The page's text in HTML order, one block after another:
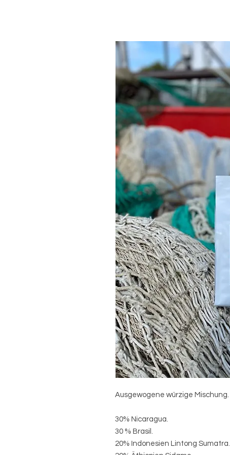
Ausgewogene würzige Mischung.
30% Nicaragua.
30 % Brasil.
20% Indonesien Lintong Sumatra.